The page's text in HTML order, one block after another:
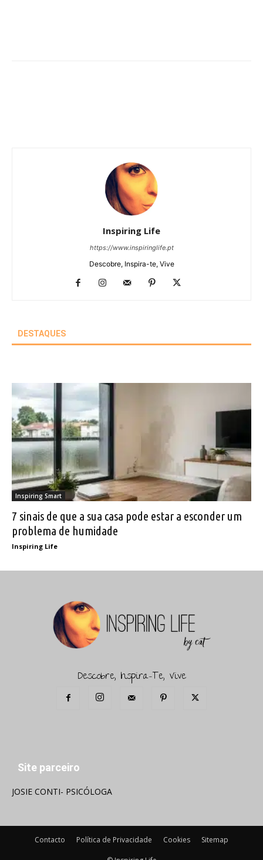
Inspiring Life
https://www.inspiringlife.pt
Descobre, Inspira-te, Vive
DESTAQUES
Inspiring Smart
7 sinais de que a sua casa pode estar a esconder um
problema de humidade
Inspiring Life
Descobre, Inspira-Te, Vive
Site parceiro
JOSIE CONTI- PSICÓLOGA
Contacto Política de Privacidade Cookies Sitemap